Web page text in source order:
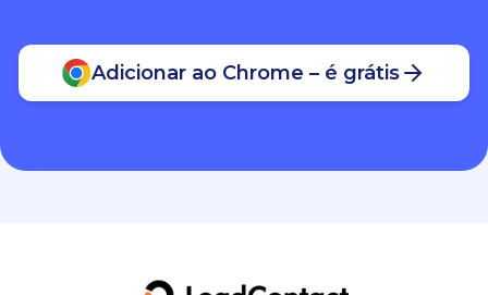
Adicionar ao Chrome – é grátis